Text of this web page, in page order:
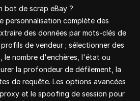
bot de scrap eBay ?
personnalisation complète des
des données par mots-clés de
de vendeur ; sélectionner des
le nombre d'enchères, l'état ou
la profondeur de défilement, la
de requête. Les options avancées
et le spoofing de session pour